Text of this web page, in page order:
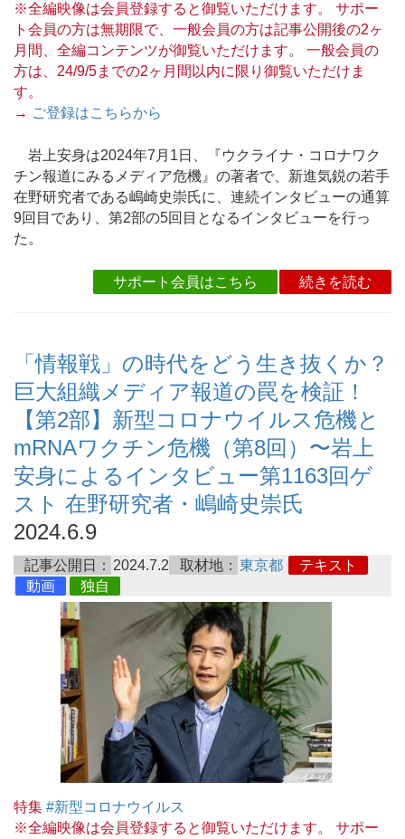
※全編映像は会員登録すると御覧いただけます。 サポー
ト会員の方は無期限で、一般会員の方は記事公開後の2ヶ
月間、全編コンテンツが御覧いただけます。 一般会員の
方は、24/9/5までの2ヶ月間以内に限り御覧いただけま
す。
→ ご登録はこちらから
岩上安身は2024年7月1日、『ウクライナ・コロナワク
チン報道にみるメディア危機』の著者で、新進気鋭の若手
在野研究者である嶋崎史崇氏に、連続インタビューの通算
9回目であり、第2部の5回目となるインタビューを行っ
た。
サポート会員はこちら 続きを読む
「情報戦」の時代をどう生き抜くか？
巨大組織メディア報道の罠を検証！
【第2部】新型コロナウイルス危機と
mRNAワクチン危機（第8回）〜岩上
安身によるインタビュー第1163回ゲ
スト 在野研究者・嶋崎史崇氏
2024.6.9
記事公開日： 2024.7.2 取材地： 東京都
テキスト
動画
独自
特集 #新型コロナウイルス
※全編映像は会員登録すると御覧いただけます。 サポー